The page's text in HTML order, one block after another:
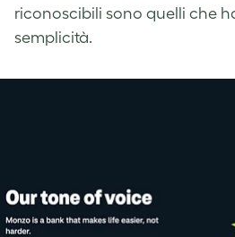
riconoscibili sono quelli che
semplicità.